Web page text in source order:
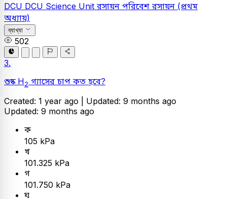
DCU DCU Science Unit রসায়ন পরিবেশ রসায়ন (প্রথম
অধ্যায়)
ব্যাখ্যা
502
3.
শুষ্ক H2 গ্যাসের চাপ কত হবে?
Created: 1 year ago | Updated: 9 months ago
Updated: 9 months ago
ক
105 kPa
খ
101.325 kPa
গ
101.750 kPa
ঘ